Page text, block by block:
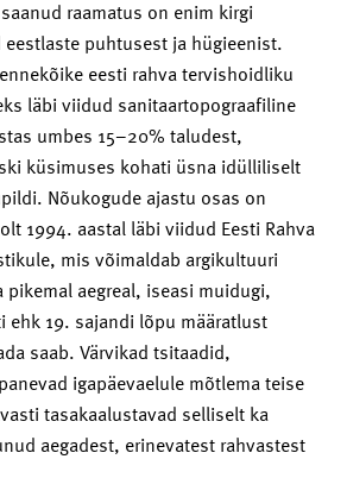
raamatus on enim kirgi
puhtusest ja hügieenist.
eesti rahva tervishoidliku
läbi viidud sanitaartopograafiline
umbes 15–20% taludest,
küsimuses kohati üsna idülliliselt
Nõukogude ajastu osas on
1994. aastal läbi viidud Eesti Rahva
mis võimaldab argikultuuri
aegreal, iseasi muidugi,
ehk 19. sajandi lõpu määratlust
saab. Värvikad tsitaadid,
igapäevaelule mõtlema teise
tasakaalustavad selliselt ka
aegadest, erinevatest rahvastest